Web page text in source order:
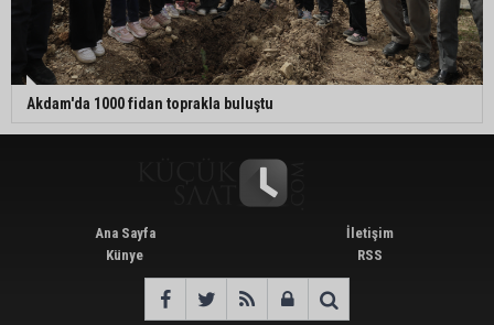
Akdam'da 1000 fidan toprakla buluştu
Ana Sayfa
Künye
İletişim
RSS